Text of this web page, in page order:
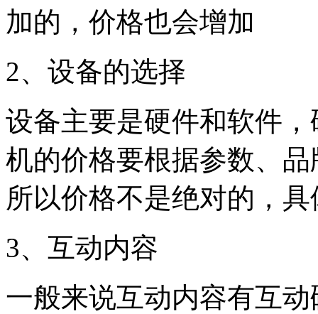
加的，价格也会增加
2、设备的选择
设备主要是硬件和软件
机的价格要根据参数、
所以价格不是绝对的，
3、互动内容
一般来说互动内容有互